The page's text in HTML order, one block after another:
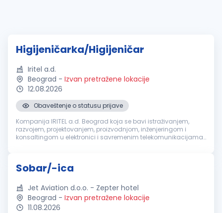
Higijeničarka/Higijeničar
Iritel a.d.
Beograd - Izvan pretražene lokacije
12.08.2026
Obaveštenje o statusu prijave
Kompanija IRITEL a.d. Beograd koja se bavi istraživanjem,
razvojem, projektovanjem, proizvodnjom, inženjeringom i
konsaltingom u elektronici i savremenim telekomunikacijama,
Sobar/-ica
Jet Aviation d.o.o. - Zepter hotel
Beograd - Izvan pretražene lokacije
11.08.2026